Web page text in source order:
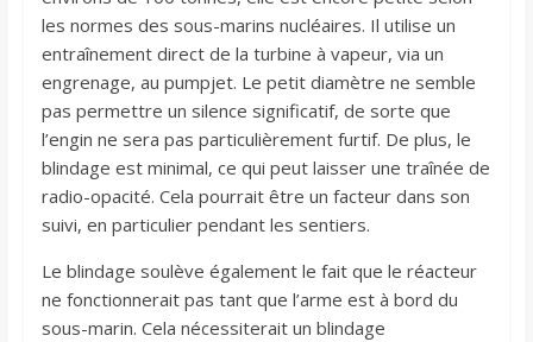
les normes des sous-marins nucléaires. Il utilise un
entraînement direct de la turbine à vapeur, via un
engrenage, au pumpjet. Le petit diamètre ne semble
pas permettre un silence significatif, de sorte que
l’engin ne sera pas particulièrement furtif. De plus, le
blindage est minimal, ce qui peut laisser une traînée de
radio-opacité. Cela pourrait être un facteur dans son
suivi, en particulier pendant les sentiers.
Le blindage soulève également le fait que le réacteur
ne fonctionnerait pas tant que l’arme est à bord du
sous-marin. Cela nécessiterait un blindage